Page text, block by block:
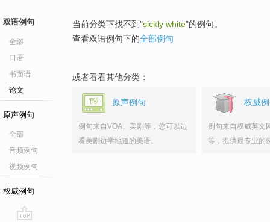
双语例句
全部
口语
书面语
论文
原声例句
全部
音频例句
视频例句
权威例句
当前分类下找不到"sickly white"的例句。
查看双语例句下的全部例句
或者看看其他分类：
原声例句
例句来自VOA、美剧等，您可以边
看美剧边学地道的美语。
权威
例句来自权威英文
等，提供最专业的